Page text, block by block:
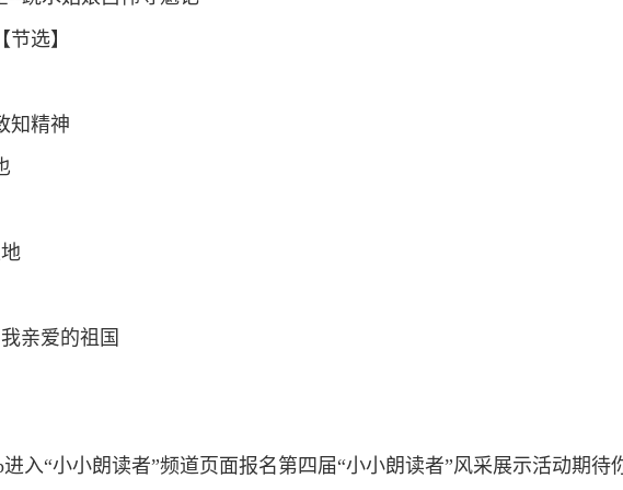
选】
知精神
亲爱的祖国
入“小小朗读者”频道页面报名第四届“小小朗读者”风采展示活动期待